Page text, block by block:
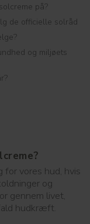
på?
de officielle solråd
og miljøets
for vores hud, hvis
og
gennem livet,
hudkræft.